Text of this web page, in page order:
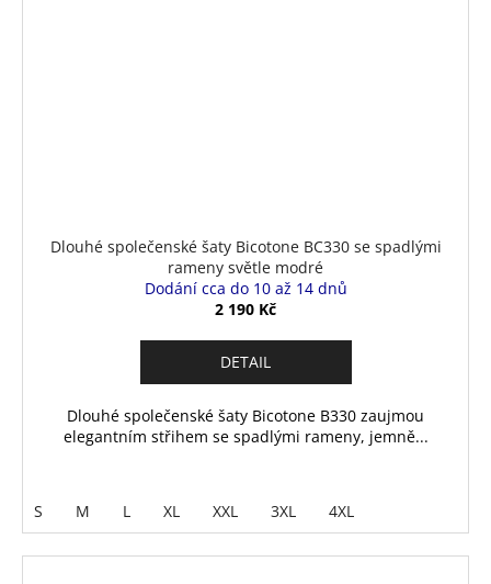
Dlouhé společenské šaty Bicotone BC330 se spadlými
rameny světle modré
Dodání cca do 10 až 14 dnů
2 190 Kč
DETAIL
Dlouhé společenské šaty Bicotone B330 zaujmou
elegantním střihem se spadlými rameny, jemně...
S M L XL XXL 3XL 4XL